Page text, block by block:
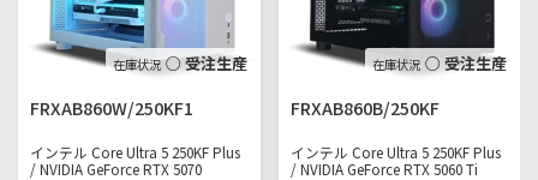
○ 受注生産
FRXAB860W/250KF1
インテル Core Ultra 5 250KF Plus
/ NVIDIA GeForce RTX 5070
○ 受注生産
FRXAB860B/250KF
インテル Core Ultra 5 250KF Plus
/ NVIDIA GeForce RTX 5060 Ti